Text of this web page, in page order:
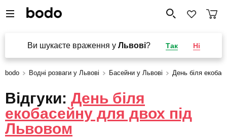
Ви шукаєте враження у Львові? Так Ні
bodo Водні розваги у Львові Басейни у Львові День біля
Відгуки: День біля
екобасейну для двох під
Львовом